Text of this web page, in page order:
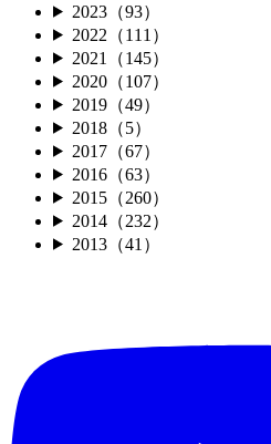
2023（93）
2022（111）
2021（145）
2020（107）
2019（49）
2018（5）
2017（67）
2016（63）
2015（260）
2014（232）
2013（41）